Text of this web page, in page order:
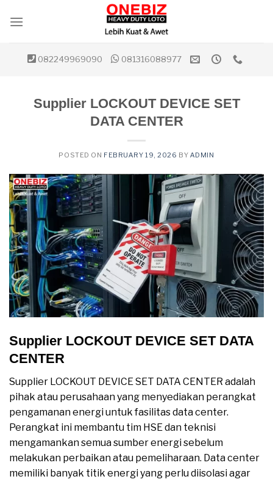
082249969090 081316088977
Supplier LOCKOUT DEVICE SET
DATA CENTER
POSTED ON FEBRUARY 19, 2026 BY ADMIN
Supplier LOCKOUT DEVICE SET DATA
CENTER
Supplier LOCKOUT DEVICE SET DATA CENTER adalah
pihak atau perusahaan yang menyediakan perangkat
pengamanan energi untuk fasilitas data center.
Perangkat ini membantu tim HSE dan teknisi
mengamankan semua sumber energi sebelum
melakukan perbaikan atau pemeliharaan. Data center
memiliki banyak titik energi yang perlu diisolasi agar